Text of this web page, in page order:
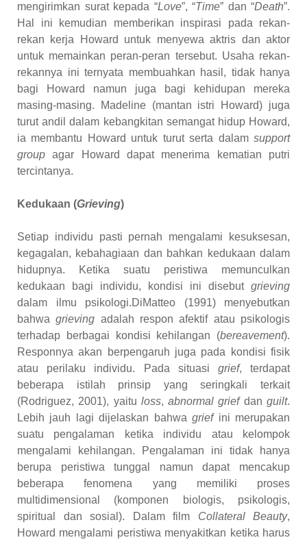
mengirimkan surat kepada “Love”, “Time” dan “Death”.
Hal ini kemudian memberikan inspirasi pada rekan-
rekan kerja Howard untuk menyewa aktris dan aktor
untuk memainkan peran-peran tersebut. Usaha rekan-
rekannya ini ternyata membuahkan hasil, tidak hanya
bagi Howard namun juga bagi kehidupan mereka
masing-masing. Madeline (mantan istri Howard) juga
turut andil dalam kebangkitan semangat hidup Howard,
ia membantu Howard untuk turut serta dalam support
group agar Howard dapat menerima kematian putri
tercintanya.
Kedukaan (Grieving)
Setiap individu pasti pernah mengalami kesuksesan,
kegagalan, kebahagiaan dan bahkan kedukaan dalam
hidupnya. Ketika suatu peristiwa memunculkan
kedukaan bagi individu, kondisi ini disebut grieving
dalam ilmu psikologi.DiMatteo (1991) menyebutkan
bahwagrieving adalah respon afektif atau psikologis
terhadap berbagai kondisi kehilangan (bereavement).
Responnya akan berpengaruh juga pada kondisi fisik
atau perilaku individu. Pada situasi grief, terdapat
beberapa istilah prinsip yang seringkali terkait
(Rodriguez, 2001), yaitu loss,abnormal griefdanguilt.
Lebih jauh lagi dijelaskan bahwagriefini merupakan
suatu pengalaman ketika individu atau kelompok
mengalami kehilangan. Pengalaman ini tidak hanya
berupa peristiwa tunggal namun dapat mencakup
beberapa fenomena yang memiliki proses
multidimensional (komponen biologis, psikologis,
spiritual dan sosial). Dalam film Collateral Beauty,
Howard mengalami peristiwa menyakitkan ketika harus